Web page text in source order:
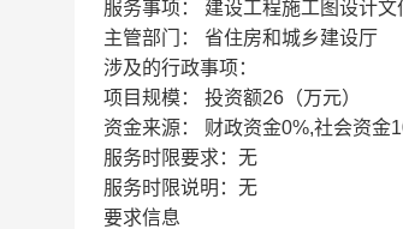
服务事项：
建设工程施工图设计文
主管部门：
省住房和城乡建设厅
涉及的行政事项：
项目规模：
投资额26（万元）
资金来源：
财政资金0%,社会资金
服务时限要求： 无
服务时限说明： 无
要求信息